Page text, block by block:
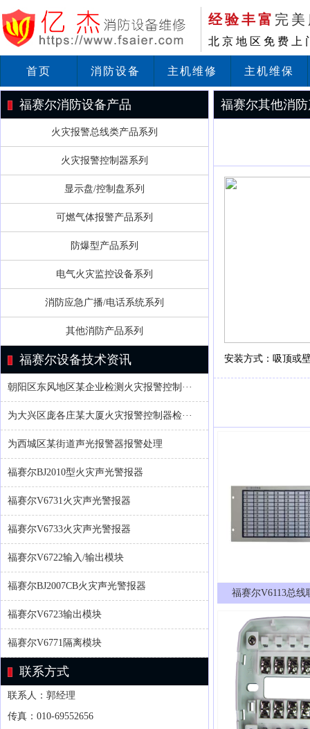
经验丰富 完
北京地区免费上
首页 消防设备 主机维修 主机维保
福赛尔消防设备产品
火灾报警总线类产品系列
火灾报警控制器系列
显示盘/控制盘系列
可燃气体报警产品系列
防爆型产品系列
电气火灾监控设备系列
消防应急广播/电话系统系列
其他消防产品系列
福赛尔设备技术资讯
朝阳区东风地区某企业检测火灾报警控制···
为大兴区庞各庄某大厦火灾报警控制器检···
为西城区某街道声光报警器报警处理
福赛尔BJ2010型火灾声光警报器
福赛尔V6731火灾声光警报器
福赛尔V6733火灾声光警报器
福赛尔V6722输入/输出模块
福赛尔BJ2007CB火灾声光警报器
福赛尔V6723输出模块
福赛尔V6771隔离模块
联系方式
联系人：郭经理
传真：010-69552656
福赛尔其他消
安装方式：吸顶或
福赛尔V6113总线